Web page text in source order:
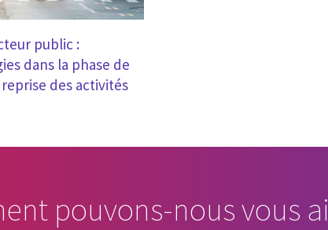
public :
dans la phase de
des activités
pouvons-nous vous